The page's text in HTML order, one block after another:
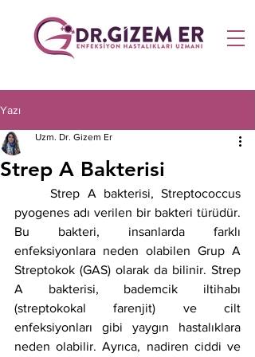
Yazı
Strep A Bakterisi
Uzm. Dr. Gizem Er
	Strep A bakterisi, Streptococcus
pyogenes adı verilen bir bakteri türüdür.
Bu bakteri, insanlarda farklı
enfeksiyonlara neden olabilen Grup A
Streptokok (GAS) olarak da bilinir. Strep
A bakterisi, bademcik iltihabı
(streptokokal farenjit) ve cilt
enfeksiyonları gibi yaygın hastalıklara
neden olabilir. Ayrıca, nadiren ciddi ve